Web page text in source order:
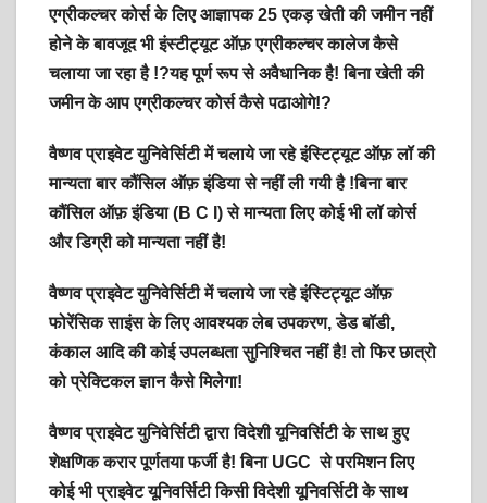
एग्रीकल्चर कोर्स के लिए आज्ञापक 25 एकड़ खेती की जमीन नहीं
होने के बावजूद भी इंस्टीट्यूट ऑफ़ एग्रीकल्चर कालेज कैसे
चलाया जा रहा है !?यह पूर्ण रूप से अवैधानिक है! बिना खेती की
जमीन के आप एग्रीकल्चर कोर्स कैसे पढाओगे!?
वैष्णव प्राइवेट युनिवेर्सिटी में चलाये जा रहे इंस्टिट्यूट ऑफ़ लॉ की
मान्यता बार कौंसिल ऑफ़ इंडिया से नहीं ली गयी है !बिना बार
कौंसिल ऑफ़ इंडिया (B C I) से मान्यता लिए कोई भी लॉ कोर्स
और डिग्री को मान्यता नहीं है!
वैष्णव प्राइवेट युनिवेर्सिटी में चलाये जा रहे इंस्टिट्यूट ऑफ़
फोरेंसिक साइंस के लिए आवश्यक लेब उपकरण, डेड बॉडी,
कंकाल आदि की कोई उपलब्धता सुनिश्चित नहीं है! तो फिर छात्रो
को प्रेक्टिकल ज्ञान कैसे मिलेगा!
वैष्णव प्राइवेट युनिवेर्सिटी द्वारा विदेशी यूनिवर्सिटी के साथ हुए
शेक्षणिक करार पूर्णतया फर्जी है! बिना UGC से परमिशन लिए
कोई भी प्राइवेट यूनिवर्सिटी किसी विदेशी यूनिवर्सिटी के साथ